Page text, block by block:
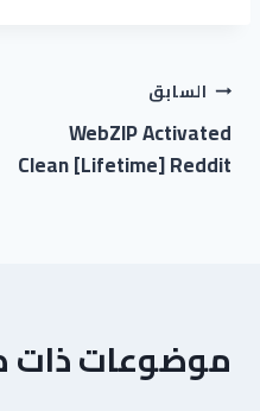
السابق
WebZIP Activated
Clean [Lifetime] Reddit
موضوعات ذات